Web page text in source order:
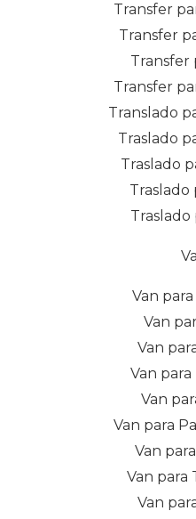
Transfer
Transfer
Transfer
Transfer
Translado
Traslado
Traslado
Traslado
Traslado
Van
Van
Van
Van
Van
Van para
Van
Van para
Van